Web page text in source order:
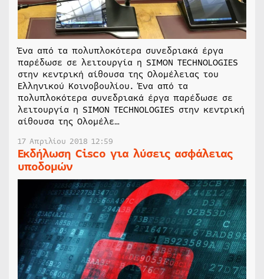
Ένα από τα πολυπλοκότερα συνεδριακά έργα
παρέδωσε σε λειτουργία η SIMON TECHNOLOGIES
στην κεντρική αίθουσα της Ολομέλειας του
Ελληνικού Κοινοβουλίου. Ένα από τα
πολυπλοκότερα συνεδριακά έργα παρέδωσε σε
λειτουργία η SIMON TECHNOLOGIES στην κεντρική
αίθουσα της Ολομέλε…
17 Απριλίου 2018 12:59
Εκδήλωση Cisco για λύσεις ασφάλειας
υποδομών